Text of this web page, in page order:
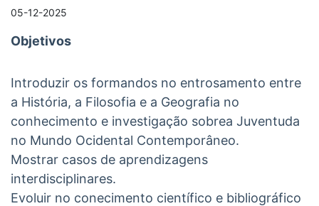
05-12-2025
Objetivos
Introduzir os formandos no entrosamento entre
a História, a Filosofia e a Geografia no
conhecimento e investigação sobrea Juventuda
no Mundo Ocidental Contemporâneo.
Mostrar casos de aprendizagens
interdisciplinares.
Evoluir no conecimento científico e bibliográfico